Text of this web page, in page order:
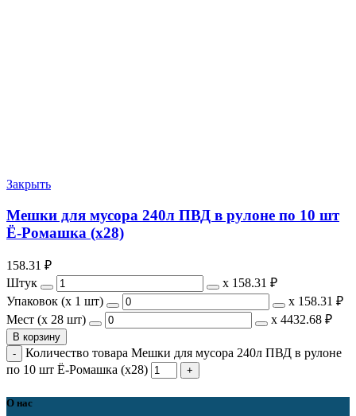
Закрыть
Мешки для мусора 240л ПВД в рулоне по 10 шт
Ё-Ромашка (х28)
158.31 ₽
Штук
х 158.31 ₽
Упаковок (x 1 шт)
х 158.31 ₽
Мест (x 28 шт)
х 4432.68 ₽
В корзину
Количество товара Мешки для мусора 240л ПВД в рулоне
по 10 шт Ё-Ромашка (х28)
О нас